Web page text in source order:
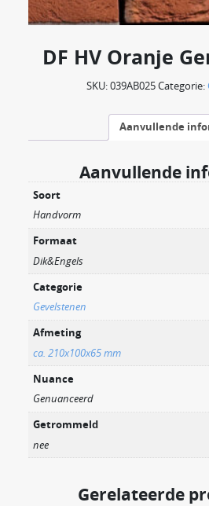
DF HV Oranje
SKU:039AB025Categorie:
Aanvullende
Aanvullende
Soort
Handvorm
Formaat
Dik&Engels
Categorie
Gevelstenen
Afmeting
ca. 210x100x65 mm
Nuance
Genuanceerd
Getrommeld
nee
Gerelateerde